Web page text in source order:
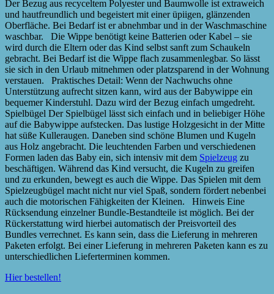
Der Bezug aus recyceltem Polyester und Baumwolle ist extraweich
und hautfreundlich und begeistert mit einer üpiigen, glänzenden
Oberfläche. Bei Bedarf ist er abnehmbar und in der Waschmaschine
waschbar. Die Wippe benötigt keine Batterien oder Kabel – sie
wird durch die Eltern oder das Kind selbst sanft zum Schaukeln
gebracht. Bei Bedarf ist die Wippe flach zusammenlegbar. So lässt
sie sich in den Urlaub mitnehmen oder platzsparend in der Wohnung
verstauen. Praktisches Detail: Wenn der Nachwuchs ohne
Unterstützung aufrecht sitzen kann, wird aus der Babywippe ein
bequemer Kinderstuhl. Dazu wird der Bezug einfach umgedreht.
Spielbügel Der Spielbügel lässt sich einfach und in beliebiger Höhe
auf die Babywippe aufstecken. Das lustige Holzgesicht in der Mitte
hat süße Kulleraugen. Daneben sind schöne Blumen und Kugeln
aus Holz angebracht. Die leuchtenden Farben und verschiedenen
Formen laden das Baby ein, sich intensiv mit dem Spielzeug zu
beschäftigen. Während das Kind versucht, die Kugeln zu greifen
und zu erkunden, bewegt es auch die Wippe. Das Spielen mit dem
Spielzeugbügel macht nicht nur viel Spaß, sondern fördert nebenbei
auch die motorischen Fähigkeiten der Kleinen. Hinweis Eine
Rücksendung einzelner Bundle-Bestandteile ist möglich. Bei der
Rückerstattung wird hierbei automatisch der Preisvorteil des
Bundles verrechnet. Es kann sein, dass die Lieferung in mehreren
Paketen erfolgt. Bei einer Lieferung in mehreren Paketen kann es zu
unterschiedlichen Lieferterminen kommen.
Hier bestellen!